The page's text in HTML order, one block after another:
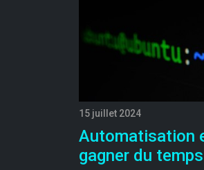
15 juillet 2024
Automatisation
gagner du